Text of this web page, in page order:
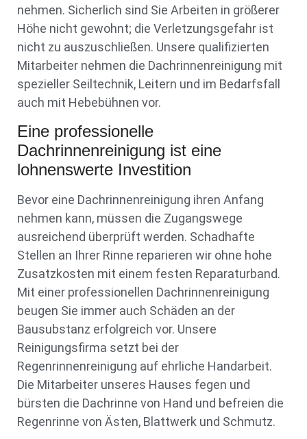
nehmen. Sicherlich sind Sie Arbeiten in größerer
Höhe nicht gewohnt; die Verletzungsgefahr ist
nicht zu auszuschließen. Unsere qualifizierten
Mitarbeiter nehmen die Dachrinnenreinigung mit
spezieller Seiltechnik, Leitern und im Bedarfsfall
auch mit Hebebühnen vor.
Eine professionelle
Dachrinnenreinigung ist eine
lohnenswerte Investition
Bevor eine Dachrinnenreinigung ihren Anfang
nehmen kann, müssen die Zugangswege
ausreichend überprüft werden. Schadhafte
Stellen an Ihrer Rinne reparieren wir ohne hohe
Zusatzkosten mit einem festen Reparaturband.
Mit einer professionellen Dachrinnenreinigung
beugen Sie immer auch Schäden an der
Bausubstanz erfolgreich vor. Unsere
Reinigungsfirma setzt bei der
Regenrinnenreinigung auf ehrliche Handarbeit.
Die Mitarbeiter unseres Hauses fegen und
bürsten die Dachrinne von Hand und befreien die
Regenrinne von Ästen, Blattwerk und Schmutz.